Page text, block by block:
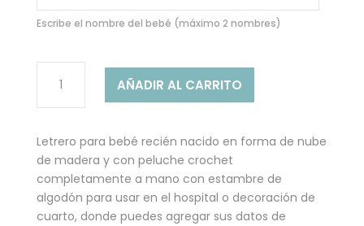
Escribe el nombre del bebé (máximo 2 nombres)
CON
CONEJITA
LETRERO
PARA
BEBÉ
cantidad
AÑADIR AL CARRITO
Letrero para bebé recién nacido en forma de nube
de madera y con peluche crochet
completamente a mano con estambre de
algodón para usar en el hospital o decoración de
cuarto, donde puedes agregar sus datos de